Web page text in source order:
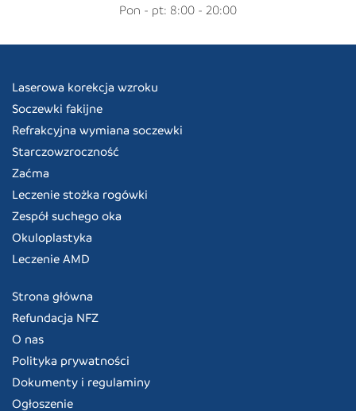
Pon - pt: 8:00 - 20:00
Laserowa korekcja wzroku
Soczewki fakijne
Refrakcyjna wymiana soczewki
Starczowzroczność
Zaćma
Leczenie stożka rogówki
Zespół suchego oka
Okuloplastyka
Leczenie AMD
Strona główna
Refundacja NFZ
O nas
Polityka prywatności
Dokumenty i regulaminy
Ogłoszenie